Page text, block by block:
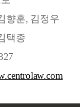
향훈, 김정우
택종